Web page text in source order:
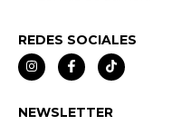
REDES SOCIALES
NEWSLETTER